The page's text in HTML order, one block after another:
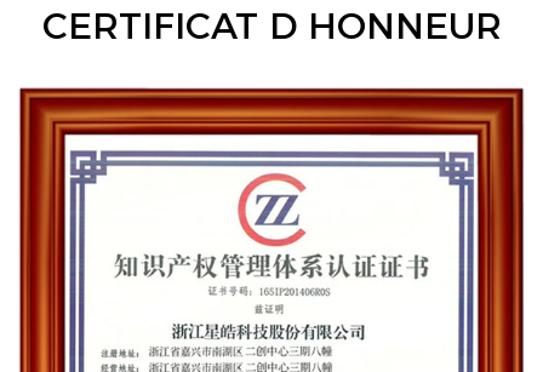
CERTIFICAT D HONNEUR